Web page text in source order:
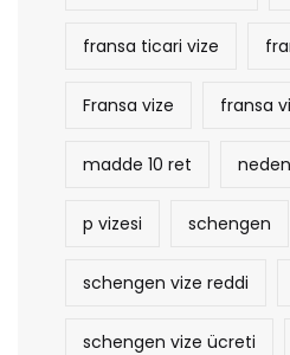
fransa ticari vize
Fransa vize fransa
madde 10 ret
p vizesi schengen
schengen vize reddi
schengen vize ücreti